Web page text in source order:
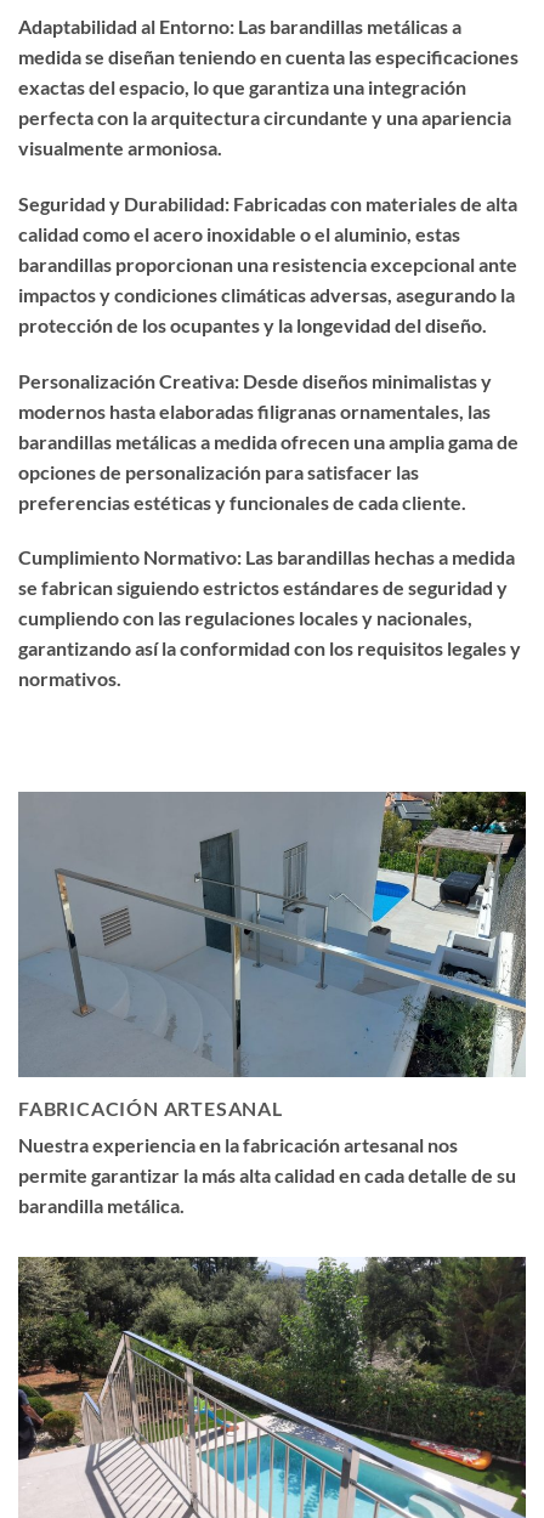
Adaptabilidad al Entorno: Las barandillas metálicas a
medida se diseñan teniendo en cuenta las especificaciones
exactas del espacio, lo que garantiza una integración
perfecta con la arquitectura circundante y una apariencia
visualmente armoniosa.
Seguridad y Durabilidad: Fabricadas con materiales de alta
calidad como el acero inoxidable o el aluminio, estas
barandillas proporcionan una resistencia excepcional ante
impactos y condiciones climáticas adversas, asegurando la
protección de los ocupantes y la longevidad del diseño.
Personalización Creativa: Desde diseños minimalistas y
modernos hasta elaboradas filigranas ornamentales, las
barandillas metálicas a medida ofrecen una amplia gama de
opciones de personalización para satisfacer las
preferencias estéticas y funcionales de cada cliente.
Cumplimiento Normativo: Las barandillas hechas a medida
se fabrican siguiendo estrictos estándares de seguridad y
cumpliendo con las regulaciones locales y nacionales,
garantizando así la conformidad con los requisitos legales y
normativos.
FABRICACIÓN ARTESANAL
Nuestra experiencia en la fabricación artesanal nos
permite garantizar la más alta calidad en cada detalle de su
barandilla metálica.